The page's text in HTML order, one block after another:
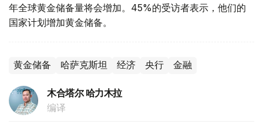
年全球黄金储备量将会增加。45%的受访者表示，他们的
国家计划增加黄金储备。
黄金储备 哈萨克斯坦 经济 央行 金融
木合塔尔 哈力木拉
编译